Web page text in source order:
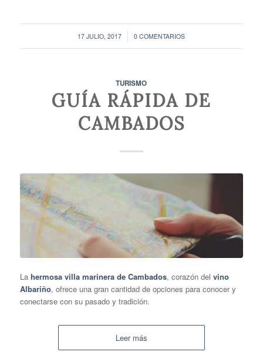
17 JULIO, 2017
/ 0 COMENTARIOS
TURISMO
GUÍA RÁPIDA DE
CAMBADOS
La hermosa villa marinera de Cambados, corazón del vino
Albariño, ofrece una gran cantidad de opciones para conocer y
conectarse con su pasado y tradición.
Leer más